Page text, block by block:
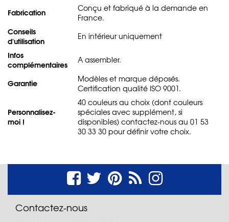
Fabrication
Conçu et fabriqué à la demande en
France.
Conseils
d'utilisation
En intérieur uniquement
Infos
complémentaires
A assembler.
Garantie
Modèles et marque déposés.
Certification qualité ISO 9001.
Personnalisez-
moi !
40 couleurs au choix (dont couleurs
spéciales avec supplément, si
disponibles) contactez-nous au 01 53
30 33 30 pour définir votre choix.
Contactez-nous